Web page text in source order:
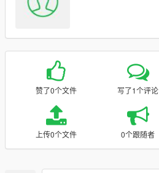
赞了0个文件 写了1个评论
上传0个文件 0个跟随者